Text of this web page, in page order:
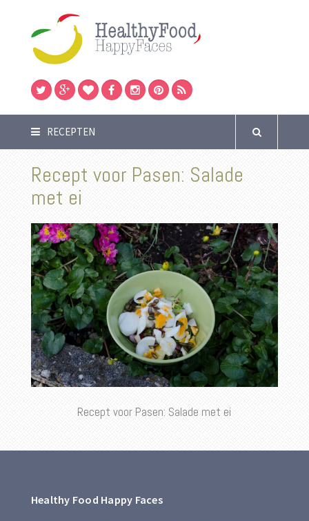
RECEPTEN
Recept voor Pasen: Salade
met ei
Recept voor Pasen: Salade met ei
Healthy Food Happy Faces